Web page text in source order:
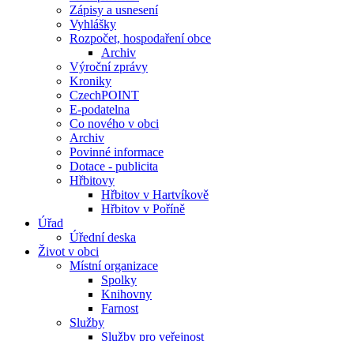
Zápisy a usnesení
Vyhlášky
Rozpočet, hospodaření obce
Archiv
Výroční zprávy
Kroniky
CzechPOINT
E-podatelna
Co nového v obci
Archiv
Povinné informace
Dotace - publicita
Hřbitovy
Hřbitov v Hartvíkově
Hřbitov v Poříně
Úřad
Úřední deska
Život v obci
Místní organizace
Spolky
Knihovny
Farnost
Služby
Služby pro veřejnost